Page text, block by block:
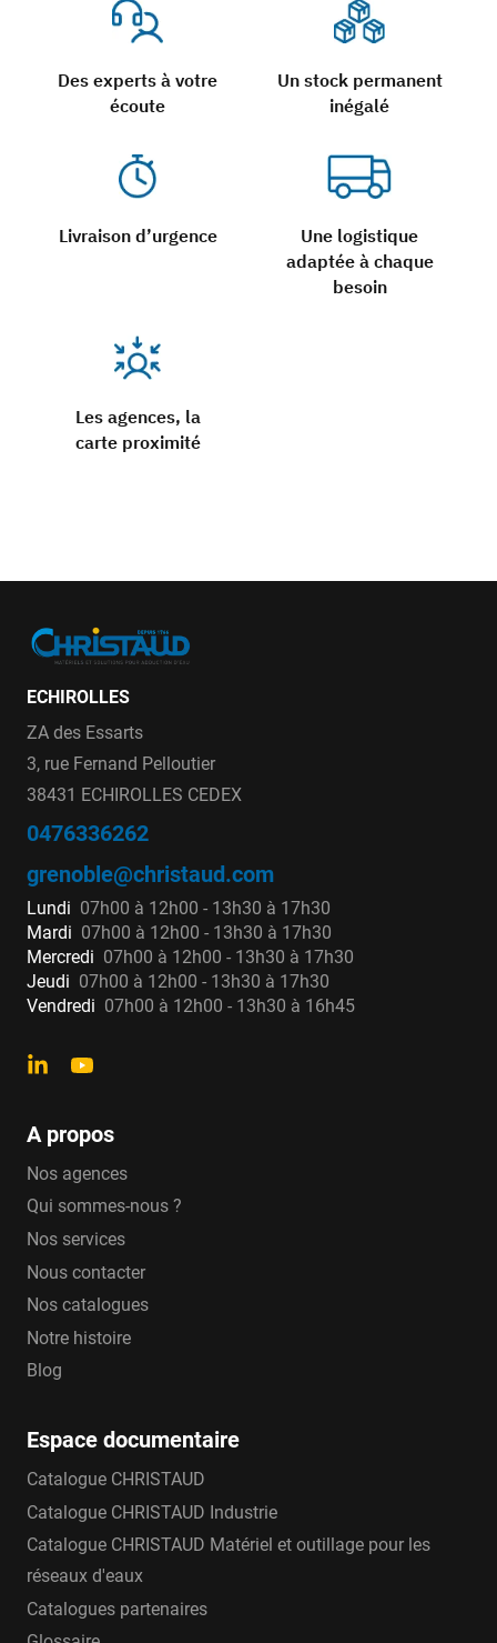
Des experts à votre
écoute
Un stock permanent
inégalé
Livraison d’urgence
Une logistique
adaptée à chaque
besoin
Les agences, la
carte proximité
ECHIROLLES
ZA des Essarts
3, rue Fernand Pelloutier
38431 ECHIROLLES CEDEX
0476336262
grenoble@christaud.com
Lundi 07h00 à 12h00 - 13h30 à 17h30
Mardi 07h00 à 12h00 - 13h30 à 17h30
Mercredi 07h00 à 12h00 - 13h30 à 17h30
Jeudi 07h00 à 12h00 - 13h30 à 17h30
Vendredi 07h00 à 12h00 - 13h30 à 16h45
A propos
Nos agences
Qui sommes-nous ?
Nos services
Nous contacter
Nos catalogues
Notre histoire
Blog
Espace documentaire
Catalogue CHRISTAUD
Catalogue CHRISTAUD Industrie
Catalogue CHRISTAUD Matériel et outillage pour les
réseaux d'eaux
Catalogues partenaires